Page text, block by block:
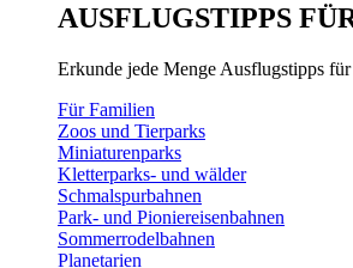
AUSFLUGSTIPPS
Erkunde jede Menge Ausflugstipps
Für Familien
Zoos und Tierparks
Miniaturenparks
Kletterparks- und wälder
Schmalspurbahnen
Park- und Pioniereisenbahnen
Sommerrodelbahnen
Planetarien